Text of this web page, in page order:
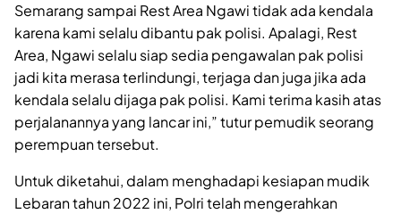
Semarang sampai Rest Area Ngawi tidak ada kendala
karena kami selalu dibantu pak polisi. Apalagi, Rest
Area, Ngawi selalu siap sedia pengawalan pak polisi
jadi kita merasa terlindungi, terjaga dan juga jika ada
kendala selalu dijaga pak polisi. Kami terima kasih atas
perjalanannya yang lancar ini,” tutur pemudik seorang
perempuan tersebut.
Untuk diketahui, dalam menghadapi kesiapan mudik
Lebaran tahun 2022 ini, Polri telah mengerahkan